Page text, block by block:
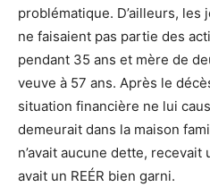
problématique. D’ailleurs, les
ne faisaient pas partie des
pendant 35 ans et mère de
veuve à 57 ans. Après le
situation financière ne lui
demeurait dans la maison
n’avait aucune dette,
avait un REÉR bien garni.